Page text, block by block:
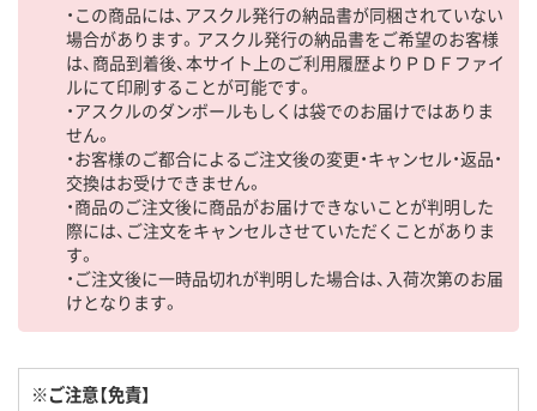
・この商品には、アスクル発行の納品書が同梱されていない
場合があります。アスクル発行の納品書をご希望のお客様
は、商品到着後、本サイト上のご利用履歴よりＰＤＦファイ
ルにて印刷することが可能です。
・アスクルのダンボールもしくは袋でのお届けではありま
せん。
・お客様のご都合によるご注文後の変更・キャンセル・返品・
交換はお受けできません。
・商品のご注文後に商品がお届けできないことが判明した
際には、ご注文をキャンセルさせていただくことがありま
す。
・ご注文後に一時品切れが判明した場合は、入荷次第のお届
けとなります。
※ご注意【免責】